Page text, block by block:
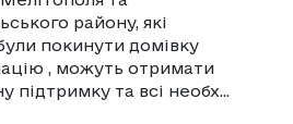
району, які
покинути домівку
, можуть отримати
підтримку та всі необх...